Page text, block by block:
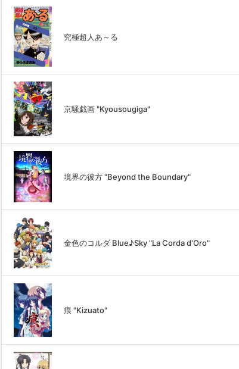
究極超人あ～る
京騒戯画 "Kyousougiga"
境界の彼方 "Beyond the Boundary"
金色のコルダ Blue♪Sky "La Corda d'Oro"
痕 "Kizuato"